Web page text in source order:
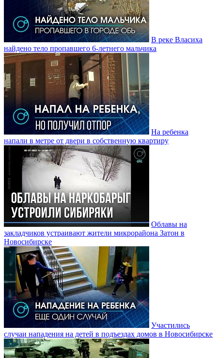
В реке Власиха
найдено тело пропавшего 6-летнего мальчика
На ребенка
напали в метре от двери в собственную квартиру
Облавы на
закладчиков устраивают жители микрорайона Затон в
Новосибирске
Участились
случаи нападения на детей в подъездах домов в Новосибирске